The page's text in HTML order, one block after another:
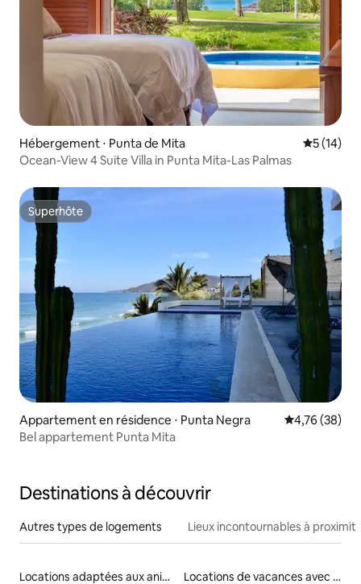
Hébergement ⋅ Punta de Mita
5 (14)
Ocean-View 4 Suite Villa in Punta Mita-Las Palmas
Superhôte
Superhôte
Appartement en résidence ⋅ Punta Negra Évaluation
4,76 (38)
Bel appartement Punta Mita
Destinations à découvrir
Autres types de logements Lieux incontournables à
Locations adaptées aux animaux
Locations de vacances avec piscine